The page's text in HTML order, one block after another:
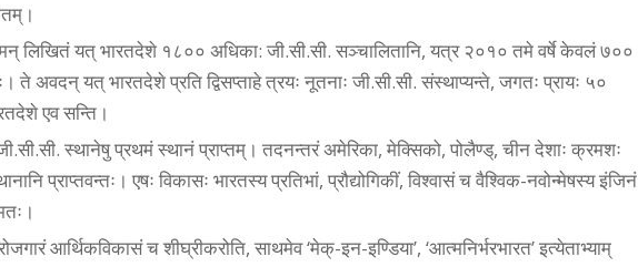
लिखितं यत् भारतदेशे १८०० अधिका: जी.सी.सी. सञ्चालितानि, यत्र २०१० तमे वर्षे केवलं ७००
ते अवदन् यत् भारतदेशे प्रति द्विसप्ताहे त्रयः नूतनाः जी.सी.सी. संस्थाप्यन्ते, जगतः प्रायः ५०
एव सन्ति।
स्थानेषु प्रथमं स्थानं प्राप्तम्। तदनन्तरं अमेरिका, मेक्सिको, पोलैण्ड्, चीन देशाः क्रमशः
प्राप्तवन्तः। एषः विकासः भारतस्य प्रतिभां, प्रौद्योगिकीं, विश्वासं च वैश्विक-नवोन्मेषस्य इंजिनं
आर्थिकविकासं च शीघ्रीकरोति, साथमेव ‘मेक्-इन-इण्डिया’, ‘आत्मनिर्भरभारत’ इत्येताभ्याम्